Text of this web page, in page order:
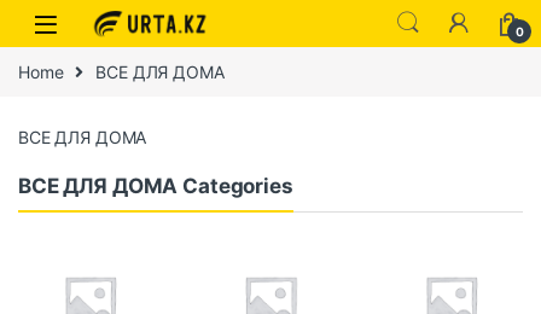
0
Home ВСЕ ДЛЯ ДОМА
ВСЕ ДЛЯ ДОМА
ВСЕ ДЛЯ ДОМА Categories